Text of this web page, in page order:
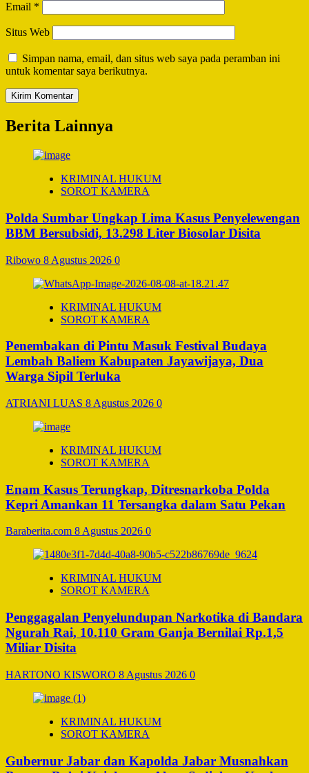
Email *
Situs Web
Simpan nama, email, dan situs web saya pada peramban ini
untuk komentar saya berikutnya.
Berita Lainnya
KRIMINAL HUKUM
SOROT KAMERA
Polda Sumbar Ungkap Lima Kasus Penyelewengan
BBM Bersubsidi, 13.298 Liter Biosolar Disita
Ribowo 8 Agustus 2026 0
KRIMINAL HUKUM
SOROT KAMERA
Penembakan di Pintu Masuk Festival Budaya
Lembah Baliem Kabupaten Jayawijaya, Dua
Warga Sipil Terluka
ATRIANI LUAS 8 Agustus 2026 0
KRIMINAL HUKUM
SOROT KAMERA
Enam Kasus Terungkap, Ditresnarkoba Polda
Kepri Amankan 11 Tersangka dalam Satu Pekan
Baraberita.com 8 Agustus 2026 0
KRIMINAL HUKUM
SOROT KAMERA
Penggagalan Penyelundupan Narkotika di Bandara
Ngurah Rai, 10.110 Gram Ganja Bernilai Rp.1,5
Miliar Disita
HARTONO KISWORO 8 Agustus 2026 0
KRIMINAL HUKUM
SOROT KAMERA
Gubernur Jabar dan Kapolda Jabar Musnahkan